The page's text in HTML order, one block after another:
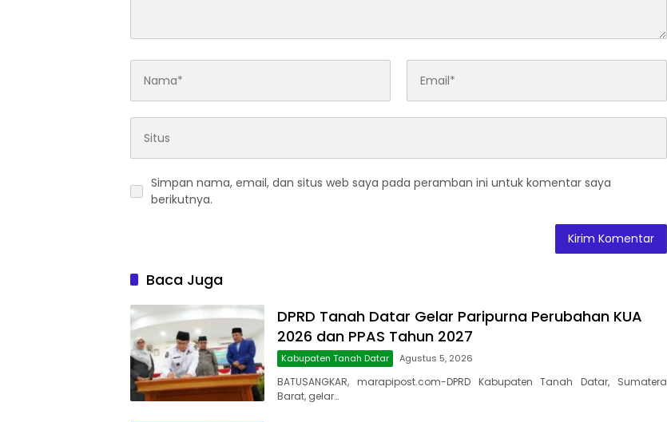
Simpan nama, email, dan situs web saya pada peramban ini untuk komentar saya
berikutnya.
Baca Juga
DPRD Tanah Datar Gelar Paripurna Perubahan KUA
2026 dan PPAS Tahun 2027
Kabupaten Tanah Datar Agustus 5, 2026
BATUSANGKAR, marapipost.com-DPRD Kabupaten Tanah Datar, Sumatera
Barat, gelar…